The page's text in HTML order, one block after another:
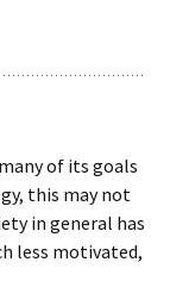
of its goals
this may not
in general has
less motivated,